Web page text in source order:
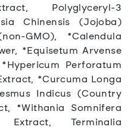
Polyglyceryl-3
Chinensis (Jojoba)
GMO), *Calendula
*Equisetum Arvense
Perforatum
*Curcuma Longa
Indicus (Country
*Withania Somnifera
Extract, Terminalia